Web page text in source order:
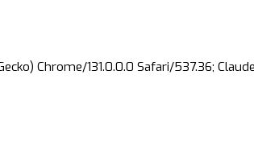
Chrome/131.0.0.0 Safari/537.36;